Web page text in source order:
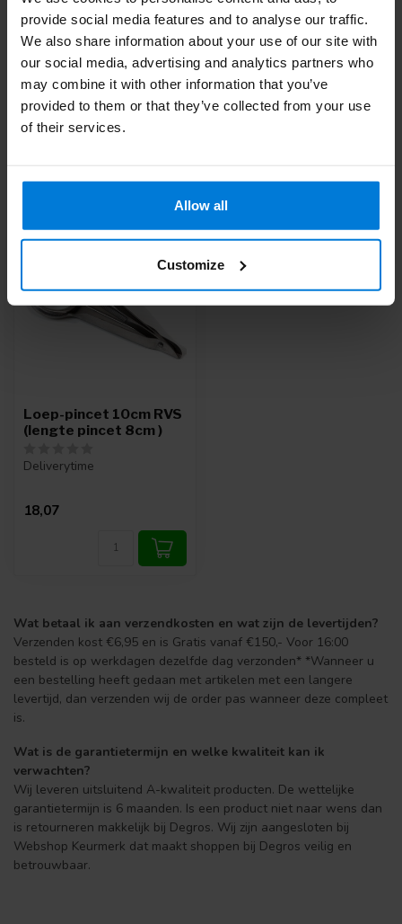
provide social media features and to analyse our traffic.
We also share information about your use of our site with
our social media, advertising and analytics partners who
may combine it with other information that you’ve
provided to them or that they’ve collected from your use
of their services.
Allow all
Customize
Heb je vragen over dit product?
Of heb je hulp nodig bij je bestelling? Neem contact op via
mail met onzeKlantenservice of bel+31 (0)30 203 59 02
Loep-pincet 10cm RVS
(lengte pincet 8cm )
Deliverytime
18,07
Wat betaal ik aan verzendkosten en wat zijn de levertijden?
Verzenden kost €6,95 en is Gratis vanaf €150,- Voor 16:00
besteld is op werkdagen dezelfde dag verzonden* *Wanneer u
een bestelling heeft gedaan met artikelen met een langere
levertijd, dan verzenden wij de order pas wanneer deze compleet
is.
Wat is de garantietermijn en welke kwaliteit kan ik
verwachten?
Wij leveren uitsluitend A-kwaliteit producten. De wettelijke
garantietermijn is 6 maanden. Is een product niet naar wens dan
is retourneren makkelijk bij Degros. Wij zijn aangesloten bij
Webshop Keurmerk dat maakt shoppen bij Degros veilig en
betrouwbaar.